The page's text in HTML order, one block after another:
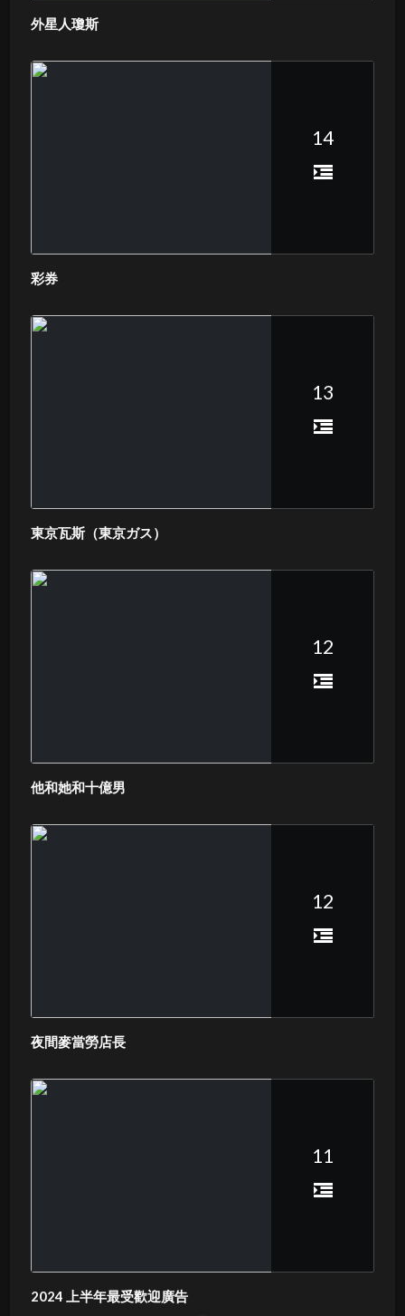
外星人瓊斯
14
彩券
13
東京瓦斯（東京ガス）
12
他和她和十億男
12
夜間麥當勞店長
11
2024 上半年最受歡迎廣告